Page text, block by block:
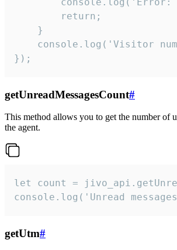
        return;
    }
console.log('Visitor
});
getUnreadMessagesCount#
This method allows you to get the number of
the agent.
let count =
console.log('Unread
getUtm#